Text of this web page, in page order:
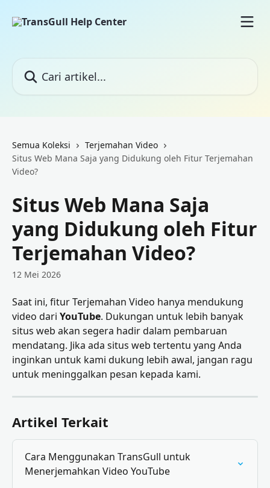
Semua Koleksi
Terjemahan Video
Situs Web Mana Saja yang Didukung oleh Fitur Terjemahan
Video?
Situs Web Mana Saja
yang Didukung oleh Fitur
Terjemahan Video?
12 Mei 2026
Saat ini, fitur Terjemahan Video hanya mendukung
video dari YouTube. Dukungan untuk lebih banyak
situs web akan segera hadir dalam pembaruan
mendatang. Jika ada situs web tertentu yang Anda
inginkan untuk kami dukung lebih awal, jangan ragu
untuk meninggalkan pesan kepada kami.
Artikel Terkait
Cara Menggunakan TransGull untuk
Menerjemahkan Video YouTube